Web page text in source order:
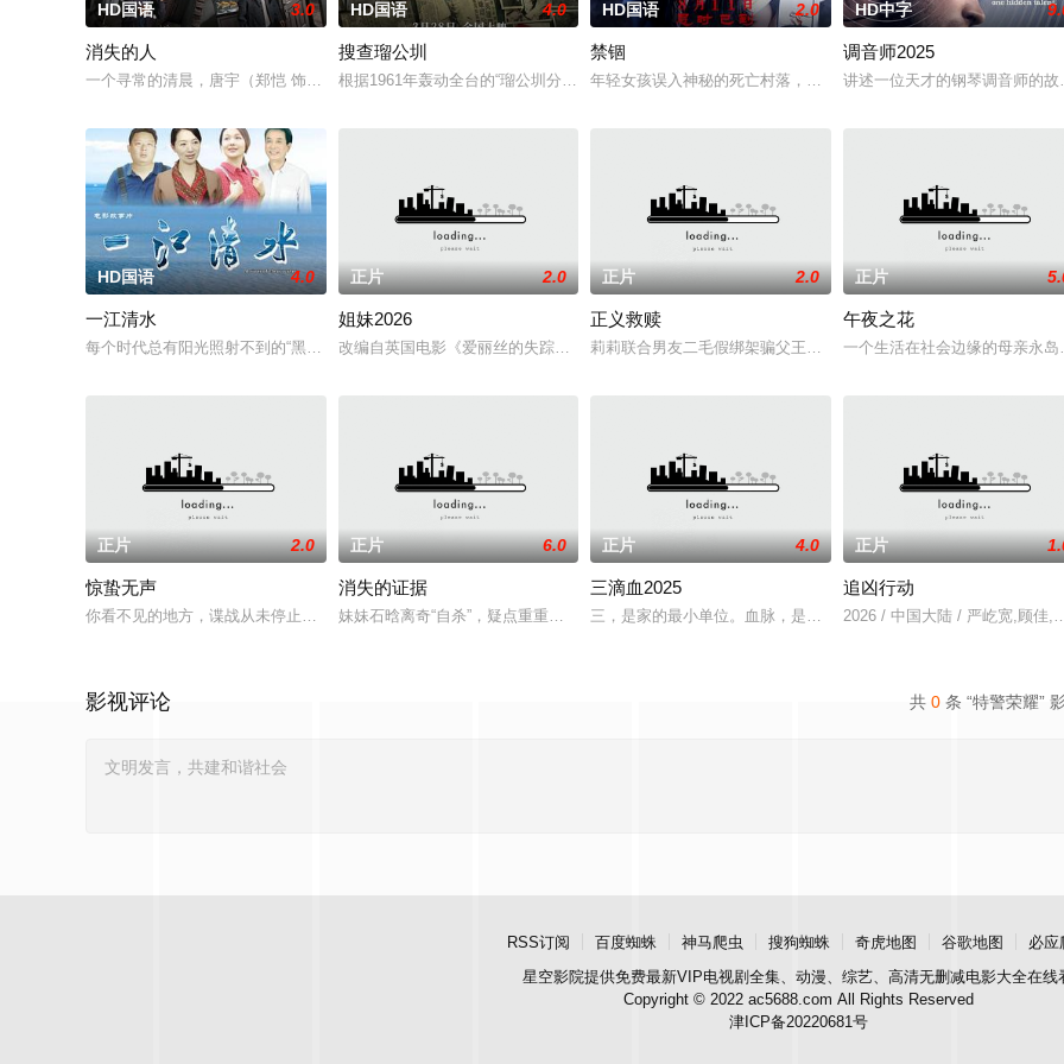
HD国语 3.0
消失的人
一个寻常的清晨，唐宇（郑恺 饰）的儿子在楼梯间凭空消失；隔壁单元里，独居女孩林雨彤（刘浩存 饰）在熟睡中被人侵犯；赌鬼租
HD国语 4.0
搜查瑠公圳
根据1961年轰动全台的“瑠公圳分尸大案”改编。刑警赵子午（朱轩洋 饰）与记者张秀秀（吴卓源 饰）在得
HD国语 2.0
禁锢
年轻女孩误入神秘的死亡村落，百年禁忌之地，发生一系列离奇事件
HD中字
调音师2025
讲述一位天才的钢琴调音师的
HD国语 4.0
一江清水
每个时代总有阳光照射不到的“黑暗”可是，总有些人在坚持不懈，不惜付出生命的代价，只为让阳光普照大地，还我一江清水。
正片 2.0
姐妹2026
改编自英国电影《爱丽丝的失踪》为了给弟弟的手术费筹钱，海兰与身为高利贷主的泰秀联合策划了一起绑
正片 2.0
正义救赎
莉莉联合男友二毛假绑架骗父王总200万，同伙实为遭她当年陷害的
正片
午夜之花
一个生活在社会边缘的母亲永
正片 2.0
惊蛰无声
你看不见的地方，谍战从未停止交锋！我国最新战机的涉密信息外泄，国家安全面临威胁，国安小组迅速行动抓捕间谍，在信任与背叛的
正片 6.0
消失的证据
妹妹石晗离奇“自杀”，疑点重重。姐姐石岚毅然踏上追凶之路，她孤身对抗恶势力，艰难收集证据，最终在
正片 4.0
三滴血2025
三，是家的最小单位。血脉，是维系家庭的纽带。然而，三个素不相
正片
追凶行动
2026 / 中国大陆 / 严屹宽,顾佳,
共 0 条 “特警荣耀”
影视评论
RSS订阅 百度蜘蛛 神马爬虫 搜狗蜘蛛 奇虎地图 谷歌地图
必应
星空影院提供免费最新VIP电视剧全集、动漫、综艺、高清无删减电影大全在线
Copyright © 2022 ac5688.com All Rights Reserved
津ICP备20220681号